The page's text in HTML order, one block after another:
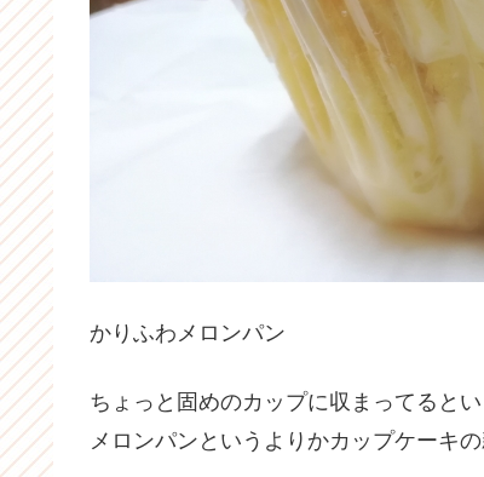
かりふわメロンパン
ちょっと固めのカップに収まってると
メロンパンというよりかカップケーキの